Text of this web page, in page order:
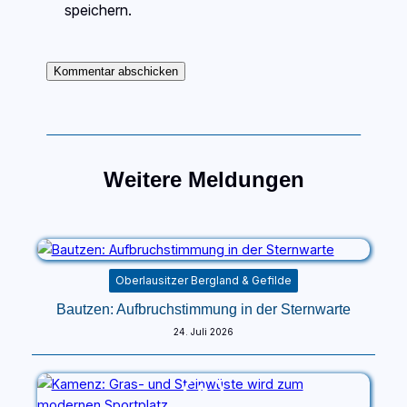
speichern.
Weitere Meldungen
Oberlausitzer Bergland & Gefilde
Bautzen: Aufbruchstimmung in der Sternwarte
24. Juli 2026